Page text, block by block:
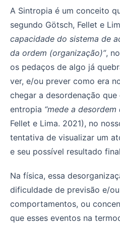
A Sintropia é um conceito
segundo Götsch, Fellet e
capacidade do sistema de
da ordem (organização)”,
os pedaços de algo já
ver, e/ou prever como era
chegar a desordenação
entropia “mede a desordem
Fellet e Lima. 2021), no
tentativa de visualizar um
e seu possível resultado
Na física, essa
dificuldade de previsão e/
comportamentos, ou
que esses eventos na